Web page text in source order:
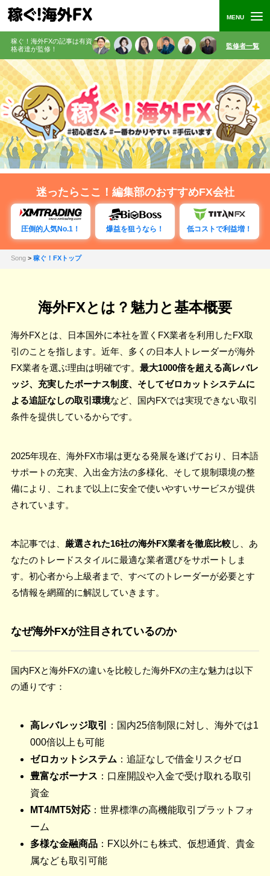
稼ぐ！海外FXの記事は有資
格者達が監修 ！ 監修者一覧
迷ったらここ！編集部のおすすめFX会社
圧倒的人気No.1！ 爆益を狙うなら！ 低コストで利益増！
Song> 稼ぐ！FXトップ
海外FXとは？魅力と基本概要
海外FXとは、日本国外に本社を置くFX業者を利用したFX取
引のことを指します。近年、多くの日本人トレーダーが海外
FX業者を選ぶ理由は明確です。 最大1000倍を超える高レバレ
ッジ、充実したボーナス制度、そしてゼロカットシステムに
よる追証なしの取引環境など、国内FXでは実現できない取引
条件を提供しているからです。
2025年現在、海外FX市場は更なる発展を遂げており、日本語
サポートの充実、入出金方法の多様化、そして規制環境の整
備により、これまで以上に安全で使いやすいサービスが提供
されています。
本記事では、 厳選された16社の海外FX業者を徹底比較し、あ
なたのトレードスタイルに最適な業者選びをサポートしま
す。初心者から上級者まで、すべてのトレーダーが必要とす
る情報を網羅的に解説していきます。
なぜ海外FXが注目されているのか
国内FXと海外FXの違いを比較した海外FXの主な魅力は以下
の通りです：
高レバレッジ取引
：国内25倍制限に対し、海外では1
000倍以上も可能
ゼロカットシステム ：追証なしで借金リスクゼロ
豊富なボーナス ：口座開設や入金で受け取れる取引
資金
MT4/MT5対応：世界標準の高機能取引プラットフォ
ーム
多様な金融商品：FX以外にも株式、仮想通貨、貴金
属なども取引可能